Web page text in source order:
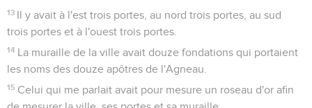
13 Il y avait à l'est trois portes, au nord trois portes, au sud
trois portes et à l'ouest trois portes.
14 La muraille de la ville avait douze fondations qui portaient
les noms des douze apôtres de l'Agneau.
15 Celui qui me parlait avait pour mesure un roseau d'or afin